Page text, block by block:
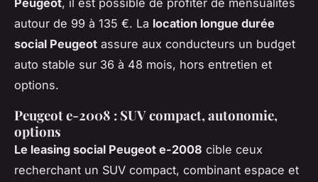
autour de 99 à 135 €. La location longue durée
social Peugeot assure aux conducteurs un budget
auto stable sur 36 à 48 mois, hors entretien et
options.
Peugeot e-2008 : SUV compact, autonomie,
options
Le leasing social Peugeot e-2008 cible ceux
recherchant un SUV compact, combinant espace et